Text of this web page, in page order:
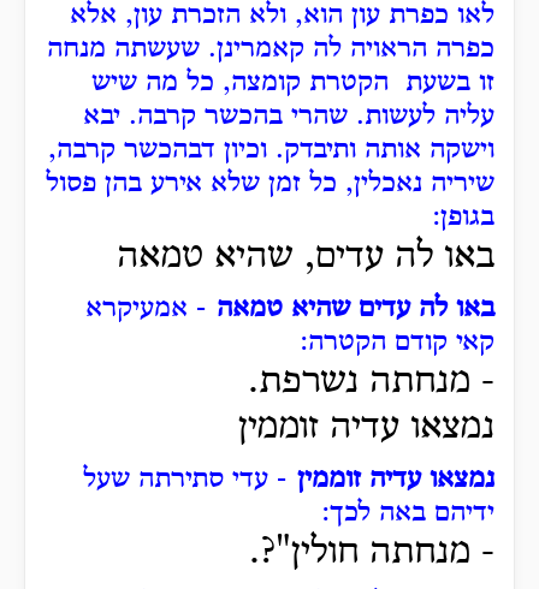
לאו כפרת עון הוא, ולא הזכרת עון, אלא
כפרה הראויה לה קאמרינן. שעשתה מנחה
זו בשעת הקטרת קומצה, כל מה שיש
עליה לעשות. שהרי בהכשר קרבה. יבא
וישקה אותה ותיבדק. וכיון דבהכשר קרבה,
שיריה נאכלין, כל זמן שלא אירע בהן פסול
בגופן:
באו לה עדים, שהיא טמאה
באו לה עדים שהיא טמאה - אמעיקרא
קאי קודם הקטרה:
- מנחתה נשרפת.
נמצאו עדיה זוממין
נמצאו עדיה זוממין - עדי סתירתה שעל
ידיהם באה לכך:
- מנחתה חולין"?.